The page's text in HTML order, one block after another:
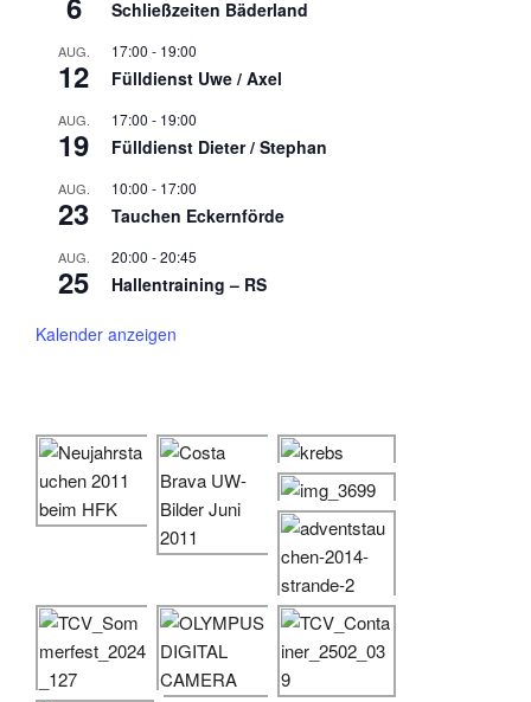
Schließzeiten Bäderland
AUG.
12
17:00 - 19:00
Fülldienst Uwe / Axel
AUG.
19
17:00 - 19:00
Fülldienst Dieter / Stephan
AUG.
23
10:00 - 17:00
Tauchen Eckernförde
AUG.
25
20:00 -20:45
Hallentraining – RS
Kalender anzeigen